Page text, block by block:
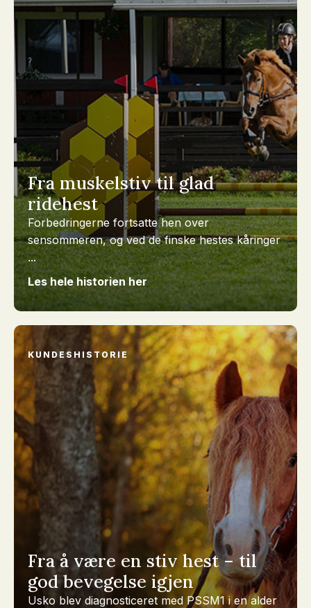
Fra muskelstiv til glad
ridehest
Forbedringerne fortsatte hen over
sensommeren, og ved de finske hestes kåringer
...
Les hele historien her
KUNDESHISTORIE
Fra å være en stiv hest – til
god bevegelse igjen
Usko blev diagnosticeret med PSSM1 i en alder